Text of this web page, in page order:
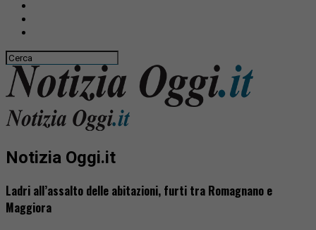
Notizia Oggi.it
Ladri all’assalto delle abitazioni, furti tra Romagnano e
Maggiora